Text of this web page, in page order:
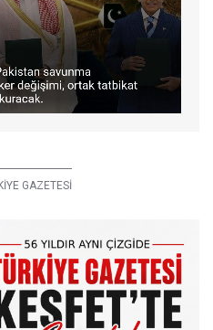
GAZETESİ